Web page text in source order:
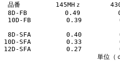
品番　　　　　 145MHｚ　 　　　
8D-FB　　　　　　0.49　　　　　
10D-FB　　 　　　0.39　　　　　
8D-SFA　　　　　 0.40　　　　　
10D-SFA　　　　　 0.33　　　　　
12D-SFA　　　　　 0.27　　　　　
単位（ｄB